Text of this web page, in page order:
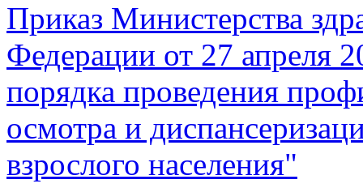
Приказ Министерства
Федерации от 27 апреля
порядка проведения
осмотра и
взрослого населения"